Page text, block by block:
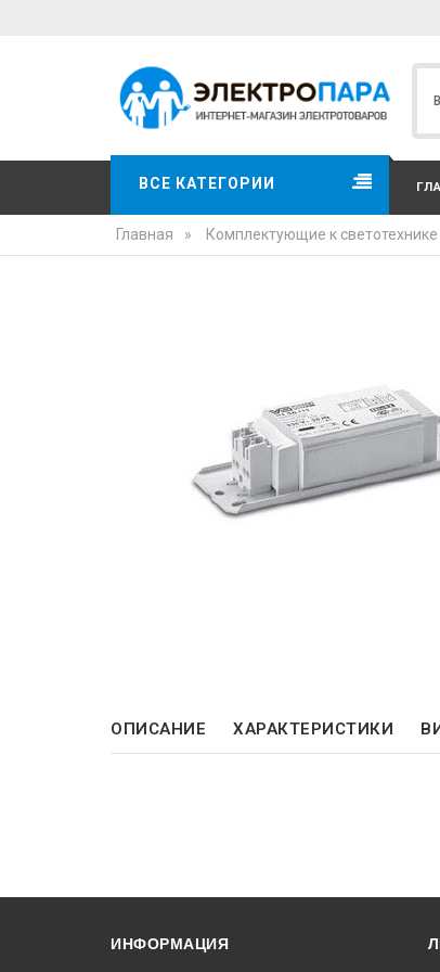
ВСЕ КАТЕГОРИИ
Главная » Комплектующие к светотехнике
ОПИСАНИЕ ХАРАКТЕРИСТИКИ
ИНФОРМАЦИЯ